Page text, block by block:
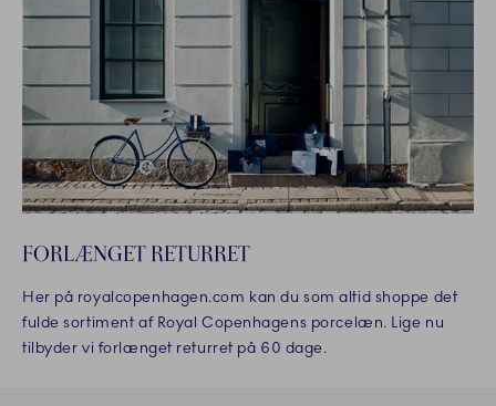
FORLÆNGET RETURRET
Her på royalcopenhagen.com kan du som altid shoppe det
fulde sortiment af Royal Copenhagens porcelæn. Lige nu
tilbyder vi forlænget returret på 60 dage.